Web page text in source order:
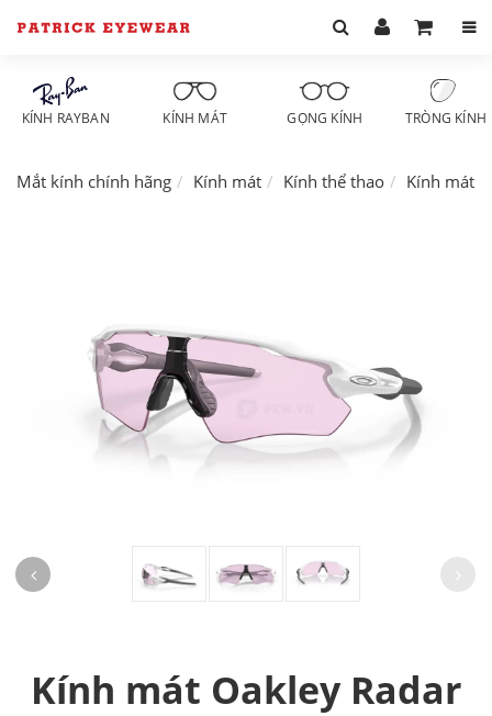
KÍNH RAYBAN KÍNH MÁT GỌNG KÍNH TRÒNG KÍNH
Mắt kính chính hãng Kính mát Kính thể thao Kính mát
Kính mát Oakley Radar